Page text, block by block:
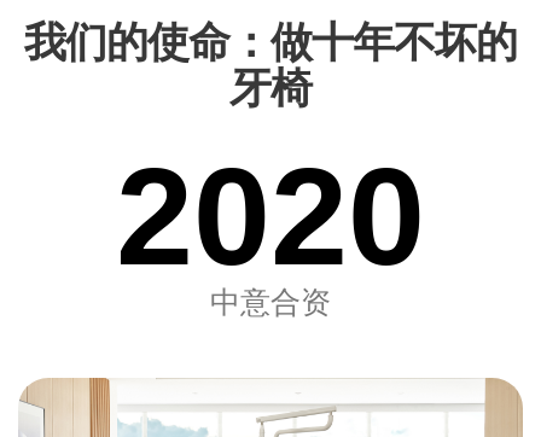
我们的使命：做十年不坏的
牙椅
2020
中意合资